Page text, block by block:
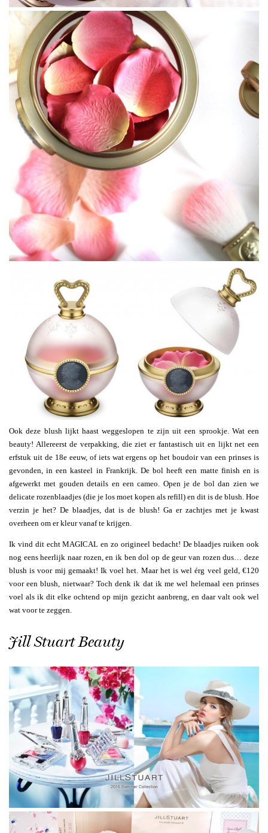
Ook deze blush lijkt haast weggeslopen te zijn uit een sprookje. Wat een
beauty! Allereerst de verpakking, die ziet er fantastisch uit en lijkt net een
erfstuk uit de 18e eeuw, of iets wat ergens op het boudoir van een prinses is
gevonden, in een kasteel in Frankrijk. De bol heeft een matte finish en is
afgewerkt met gouden details en een cameo. Open je de bol dan zien we
delicate rozenblaadjes (die je los moet kopen als refill) en dit is de blush. Hoe
verzin je het? De blaadjes, dat is de blush! Ga er zachtjes met je kwast
overheen om er kleur vanaf te krijgen.
Ik vind dit echt MAGICAL en zo origineel bedacht! De blaadjes ruiken ook
nog eens heerlijk naar rozen, en ik ben dol op de geur van rozen dus… deze
blush is voor mij gemaakt! Ik voel het. Maar het is wel érg veel geld, €120
voor een blush, nietwaar? Toch denk ik dat ik me wel helemaal een prinses
voel als ik dit elke ochtend op mijn gezicht aanbreng, en daar valt ook wel
wat voor te zeggen.
Jill Stuart Beauty